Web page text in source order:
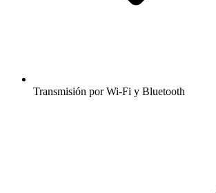
Transmisión por Wi-Fi y Bluetooth